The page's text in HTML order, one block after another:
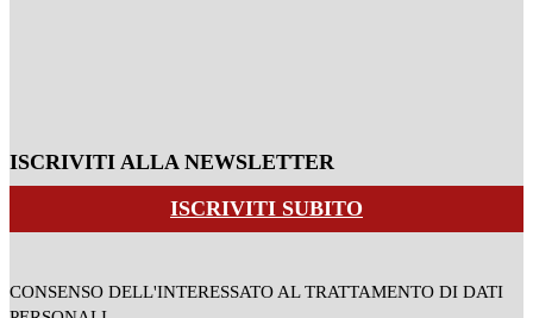
ISCRIVITI ALLA NEWSLETTER
ISCRIVITI SUBITO
CONSENSO DELL'INTERESSATO AL TRATTAMENTO DI DATI